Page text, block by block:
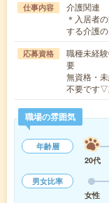
仕事内容
介護関連
＊入居者
する介護
応募資格
職種未経
要
無資格・
不要です▽
職場の雰囲気
年齢層
20代
男女比率
女性